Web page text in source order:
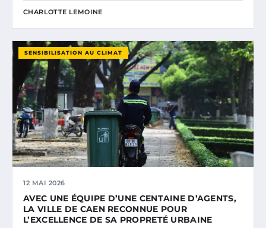
CHARLOTTE LEMOINE
SENSIBILISATION AU CLIMAT
12 MAI 2026
AVEC UNE ÉQUIPE D’UNE CENTAINE D’AGENTS,
LA VILLE DE CAEN RECONNUE POUR
L’EXCELLENCE DE SA PROPRETÉ URBAINE